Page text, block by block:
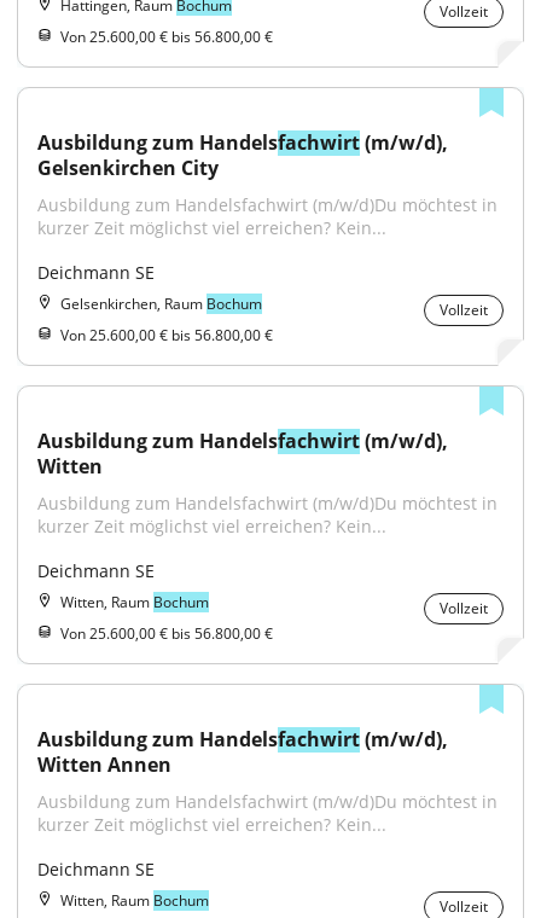
Hattingen, Raum Bochum
Vollzeit
Von 25.600,00 € bis 56.800,00 €
Ausbildung zum Handelsfachwirt (m/w/d),
Gelsenkirchen City
Ausbildung zum Handelsfachwirt (m/w/d)Du möchtest in
kurzer Zeit möglichst viel erreichen? Kein...
Deichmann SE
Gelsenkirchen, Raum Bochum
Vollzeit
Von 25.600,00 € bis 56.800,00 €
Ausbildung zum Handelsfachwirt (m/w/d),
Witten
Ausbildung zum Handelsfachwirt (m/w/d)Du möchtest in
kurzer Zeit möglichst viel erreichen? Kein...
Deichmann SE
Witten, Raum Bochum
Vollzeit
Von 25.600,00 € bis 56.800,00 €
Ausbildung zum Handelsfachwirt (m/w/d),
Witten Annen
Ausbildung zum Handelsfachwirt (m/w/d)Du möchtest in
kurzer Zeit möglichst viel erreichen? Kein...
Deichmann SE
Witten, Raum Bochum
Vollzeit